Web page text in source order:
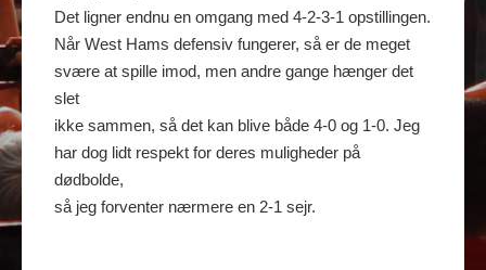
Det ligner endnu en omgang med 4-2-3-1 opstillingen.
Når West Hams defensiv fungerer, så er de meget
svære at spille imod, men andre gange hænger det
slet
ikke sammen, så det kan blive både 4-0 og 1-0. Jeg
har dog lidt respekt for deres muligheder på
dødbolde,
så jeg forventer nærmere en 2-1 sejr.